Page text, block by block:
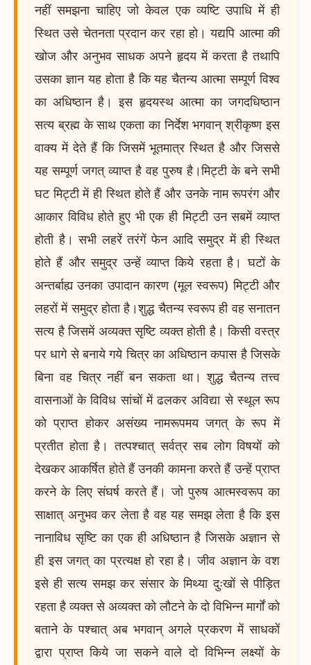
नहीं समझना चाहिए जो केवल एक व्यष्टि उपाधि में ही
स्थित उसे चेतनता प्रदान कर रहा हो। यद्यपि आत्मा की
खोज और अनुभव साधक अपने हृदय में करता है तथापि
उसका ज्ञान यह होता है कि यह चैतन्य आत्मा सम्पूर्ण विश्व
का अधिष्ठान है। इस हृदयस्थ आत्मा का जगदधिष्ठान
सत्य ब्रह्म के साथ एकता का निर्देश भगवान् श्रीकृष्ण इस
वाक्य में देते हैं कि जिसमें भूतमात्र स्थित है और जिससे
यह सम्पूर्ण जगत् व्याप्त है वह पुरुष है।मिट्टी के बने सभी
घट मिट्टी में ही स्थित होते हैं और उनके नाम रूपरंग और
आकार विविध होते हुए भी एक ही मिट्टी उन सबमें व्याप्त
होती है। सभी लहरें तरंगें फेन आदि समुद्र में ही स्थित
होते हैं और समुद्र उन्हें व्याप्त किये रहता है। घटों के
अन्तर्बाह्य उनका उपादान कारण (मूल स्वरूप) मिट्टी और
लहरों में समुद्र होता है।शुद्ध चैतन्य स्वरूप ही वह सनातन
सत्य है जिसमें अव्यक्त सृष्टि व्यक्त होती है। किसी वस्त्र
पर धागे से बनाये गये चित्र का अधिष्ठान कपास है जिसके
बिना वह चित्र नहीं बन सकता था। शुद्ध चैतन्य तत्त्व
वासनाओं के विविध सांचों में ढलकर अविद्या से स्थूल रूप
को प्राप्त होकर असंख्य नामरूपमय जगत् के रूप में
प्रतीत होता है। तत्पश्चात् सर्वत्र सब लोग विषयों को
देखकर आकर्षित होते हैं उनकी कामना करते हैं उन्हें प्राप्त
करने के लिए संघर्ष करते हैं। जो पुरुष आत्मस्वरूप का
साक्षात् अनुभव कर लेता है वह यह समझ लेता है कि इस
नानाविध सृष्टि का एक ही अधिष्ठान है जिसके अज्ञान से
ही इस जगत् का प्रत्यक्ष हो रहा है। जीव अज्ञान के वश
इसे ही सत्य समझ कर संसार के मिथ्या दुःखों से पीड़ित
रहता है व्यक्त से अव्यक्त को लौटने के दो विभिन्न मार्गों को
बताने के पश्चात् अब भगवान् अगले प्रकरण में साधकों
द्वारा प्राप्त किये जा सकने वाले दो विभिन्न लक्ष्यों के